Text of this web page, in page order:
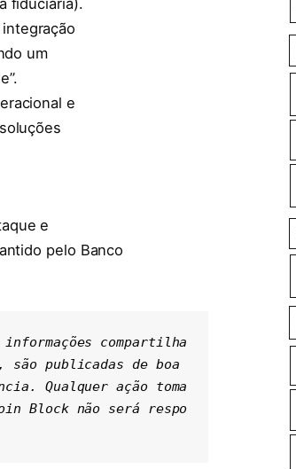
fiduciária).
um
e
e
pelo Banco
compartilha
são publicadas de boa
Qualquer ação toma
Block não será respo